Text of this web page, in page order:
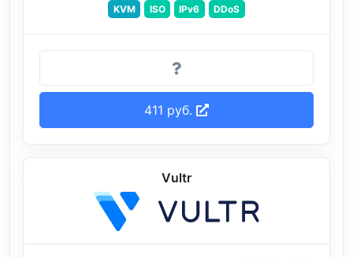
KVM ISO IPv6 DDoS
411 руб.
Vultr